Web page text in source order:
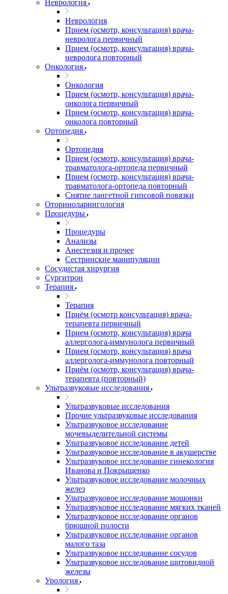
Неврология
Неврология
Прием (осмотр, консультация) врача-
невролога первичный
Прием (осмотр, консультация) врача-
невролога повторный
Онкология
Онкология
Прием (осмотр, консультация) врача-
онколога первичный
Прием (осмотр, консультация) врача-
онколога повторный
Ортопедия
Ортопедия
Прием (осмотр, консультация) врача-
травматолога-ортопеда первичный
Прием (осмотр, консультация) врача-
травматолога-ортопеда повторный
Снятие лангетной гипсовой повязки
Оториноларингология
Процедуры
Процедуры
Анализы
Анестезия и прочее
Сестринские манипуляции
Сосудистая хирургия
Сургитрон
Терапия
Терапия
Приём (осмотр консультация) врача-
терапевта первичный
Прием (осмотр, консультация) врача
аллерголога-иммунолога первичный
Прием (осмотр, консультация) врача
аллерголога-иммунолога повторный
Приём (осмотр, консультация) врача-
терапевта (повторный)
Ультразвуковые исследования
Ультразвуковые исследования
Прочие ультразвуковые исследования
Ультразвуковое исследование
мочевыделительной системы
Ультразвуковое исследование детей
Ультразвуковое исследование в акушерстве
Ультразвуковое исследование гинекология
Иванова и Покрыщенко
Ультразвуковое исследование молочных
желез
Ультразвуковое исследование мошонки
Ультразвуковое исследование мягких тканей
Ультразвуковое исследование органов
брюшной полости
Ультразвуковое исследование органов
малого таза
Ультразвуковое исследование сосудов
Ультразвуковое исследование щитовидной
железы
Урология